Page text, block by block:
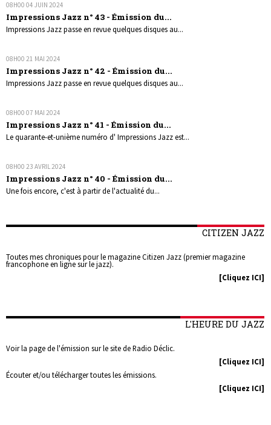
08H00 04 JUIN 2024
Impressions Jazz n° 43 - Émission du...
Impressions Jazz passe en revue quelques disques au...
08H00 21 MAI 2024
Impressions Jazz n° 42 - Émission du...
Impressions Jazz passe en revue quelques disques au...
08H00 07 MAI 2024
Impressions Jazz n° 41 - Émission du...
Le quarante-et-unième numéro d' Impressions Jazz est...
08H00 23 AVRIL 2024
Impressions Jazz n° 40 - Émission du...
Une fois encore, c'est à partir de l'actualité du...
CITIZEN JAZZ
Toutes mes chroniques pour le magazine Citizen Jazz (premier magazine
francophone en ligne sur le jazz).
[Cliquez ICI]
L'HEURE DU JAZZ
Voir la page de l'émission sur le site de Radio Déclic.
[Cliquez ICI]
Écouter et/ou télécharger toutes les émissions.
[Cliquez ICI]